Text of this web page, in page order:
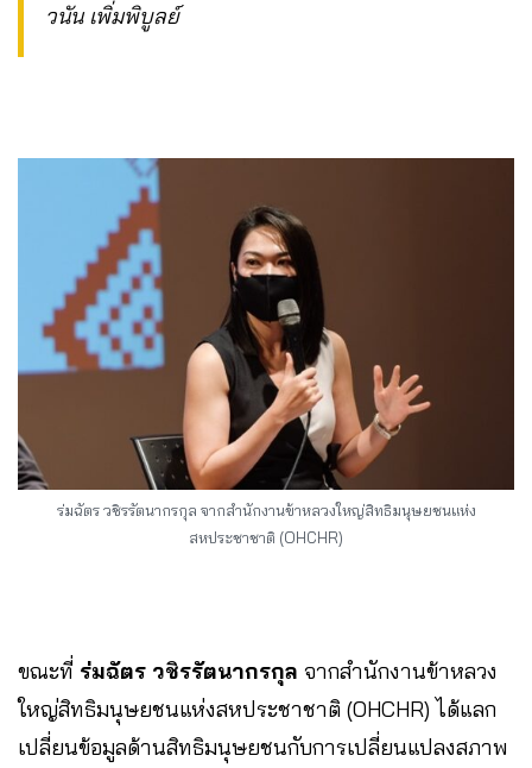
วนัน เพิ่มพิบูลย์
ร่มฉัตร วชิรรัตนากรกุล จากสำนักงานข้าหลวงใหญ่สิทธิมนุษยชนแห่ง
สหประชาชาติ (OHCHR)
ขณะที่ ร่มฉัตร วชิรรัตนากรกุล จากสำนักงานข้าหลวง
ใหญ่สิทธิมนุษยชนแห่งสหประชาชาติ (OHCHR) ได้แลก
เปลี่ยนข้อมูลด้านสิทธิมนุษยชนกับการเปลี่ยนแปลงสภาพ